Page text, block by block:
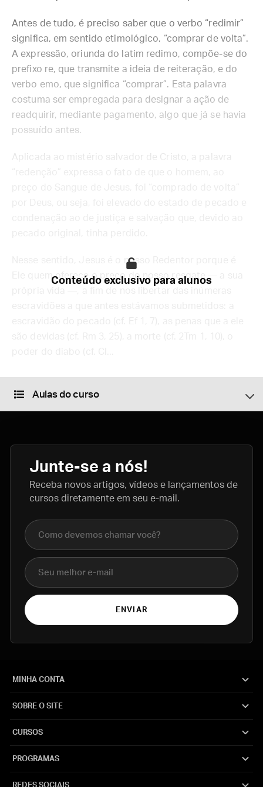
Antes de tudo, é preciso saber que o verbo “redimir”
significa, em sentido etimológico, “comprar de volta”.
A expressão, oriunda do latim redimo, compõe-se do
prefixo re, que transmite a ideia de reiteração, e do
verbo emo, que significa “comprar”. Esta palavra
costuma ser empregada para designar a ação de
readquirir, mediante pagamento, algo que já se havia
possuído antes.
Aplicada ao mistério salvador de Cristo, a palavra
Nesse sentido, Jesus é o nosso Redentor porque é
Ele quem oferece o preço do nosso resgate — a sua
Conteúdo exclusivo para alunos
Aulas do curso
Junte-se a nós!
Receba novos artigos, vídeos e lançamentos de
cursos diretamente em seu e-mail.
Nome completo
E-mail
ENVIAR
MINHA CONTA
SOBRE O SITE
CURSOS
PROGRAMAS
REDES SOCIAIS